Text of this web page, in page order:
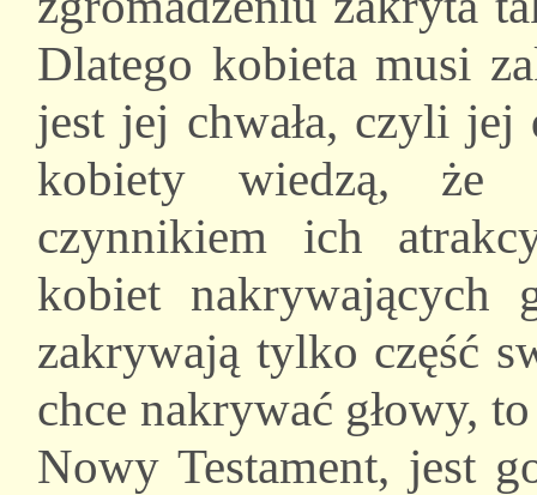
Dlatego kobieta musi
jest jej chwała, czyli jej
kobiety wiedzą, że
czynnikiem ich
kobiet nakrywających
zakrywają tylko część
chce nakrywać głowy,
Nowy Testament, jest